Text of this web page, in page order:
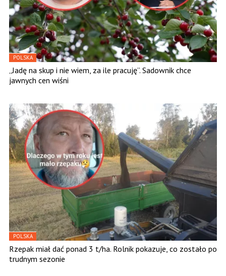
POLSKA
„Jadę na skup i nie wiem, za ile pracuję”. Sadownik chce
jawnych cen wiśni
POLSKA
Rzepak miał dać ponad 3 t/ha. Rolnik pokazuje, co zostało po
trudnym sezonie